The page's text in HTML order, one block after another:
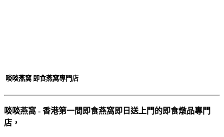
啖啖燕窩 即食燕窩專門店
啖啖燕窩 - 香港第一間即食燕窩即日送上門的即食燉品專門
店，